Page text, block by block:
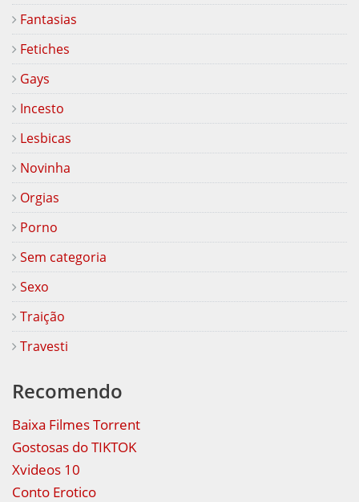
Fantasias
Fetiches
Gays
Incesto
Lesbicas
Novinha
Orgias
Porno
Sem categoria
Sexo
Traição
Travesti
Recomendo
Baixa Filmes Torrent
Gostosas do TIKTOK
Xvideos 10
Conto Erotico